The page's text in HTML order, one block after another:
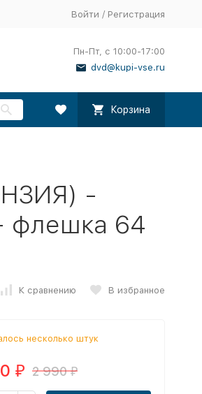
Войти / Регистрация
Пн-Пт, с 10:00-17:00
dvd@kupi-vse.ru
Корзина
-
флешка 64
К сравнению В избранное
несколько штук
₽ 2 990₽